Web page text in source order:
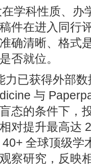
学科性质、办
件在进入同行
确清晰、格式
否就位。
力已获得外部
与
态的条件下，
对提升最高达
全球顶级学
察研究，反映